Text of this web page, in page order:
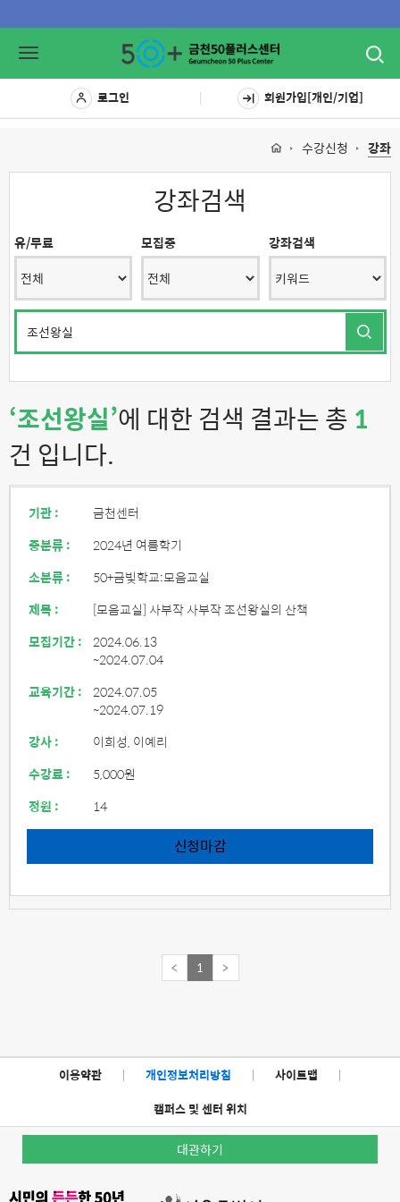
Toggle
로그인 회원가입[개인/기업]
수강신청 강좌
강좌검색
유/무료 모집중 강좌검색
‘조선왕실’에 대한 검색 결과는 총 1
건 입니다.
기관 :
금천센터
중분류 :
2024년 여름학기
소분류 :
50+금빛학교:모음교실
제목 :
[모음교실] 사부작 사부작 조선왕실의 산책
모집기간 : 2024.06.13
~2024.07.04
교육기간 : 2024.07.05
~2024.07.19
강사 :
이희성, 이예리
수강료 :
5,000원
정원 :
14
신청마감
< 1 >
이용약관 | 개인정보처리방침 | 사이트맵
|
캠퍼스 및 센터 위치
대관하기